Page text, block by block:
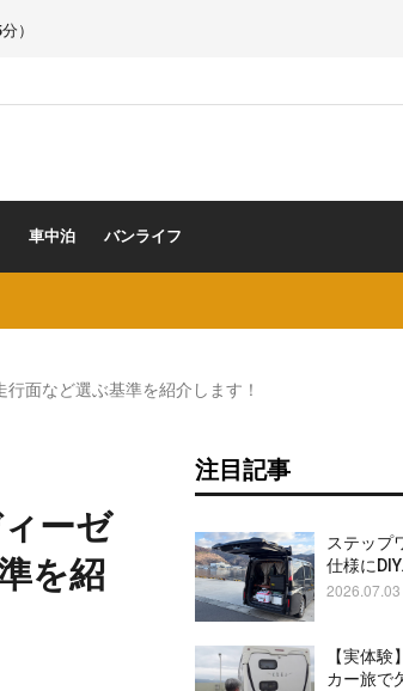
）
車中泊 バンライフ
面など選ぶ基準を紹介します！
ーゼ
を紹
注目記事
ステップ
仕様に
2026.07.03
【実体
カー旅で